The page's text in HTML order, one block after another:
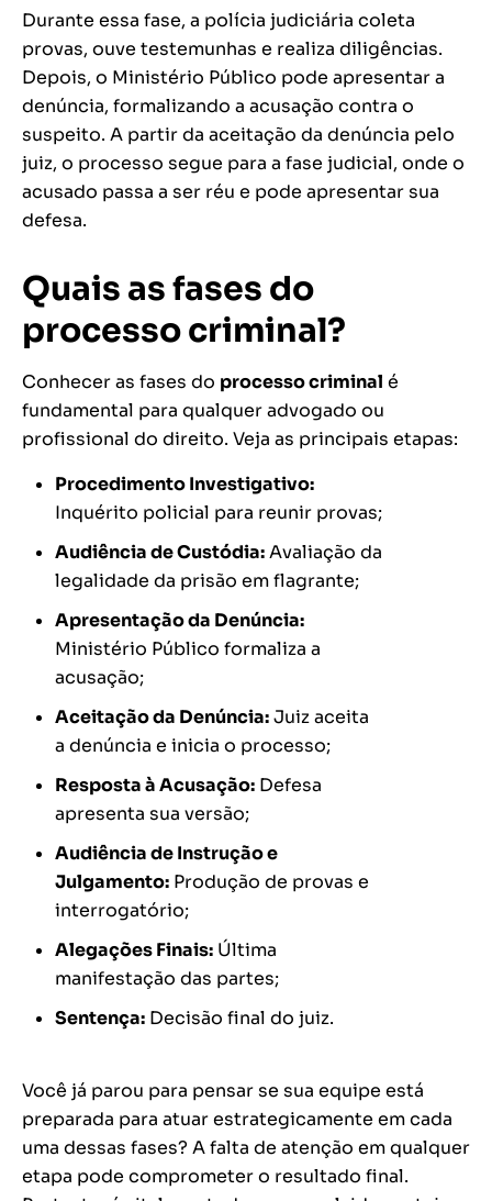
Durante essa fase, a polícia judiciária coleta
provas, ouve testemunhas e realiza diligências.
Depois, o Ministério Público pode apresentar a
denúncia, formalizando a acusação contra o
suspeito. A partir da aceitação da denúncia pelo
juiz, o processo segue para a fase judicial, onde o
acusado passa a ser réu e pode apresentar sua
defesa.
Quais as fases do
processo criminal?
Conhecer as fases do processo criminal é
fundamental para qualquer advogado ou
profissional do direito. Veja as principais etapas:
Procedimento Investigativo:
Inquérito policial para reunir provas;
Audiência de Custódia:Avaliação da
legalidade da prisão em flagrante;
Apresentação da Denúncia:
Ministério Público formaliza a
acusação;
Aceitação da Denúncia:Juiz aceita
a denúncia e inicia o processo;
Resposta à Acusação: Defesa
apresenta sua versão;
Audiência de Instrução e
Julgamento: Produção de provas e
interrogatório;
Alegações Finais: Última
manifestação das partes;
Sentença: Decisão final do juiz.
Você já parou para pensar se sua equipe está
preparada para atuar estrategicamente em cada
uma dessas fases? A falta de atenção em qualquer
etapa pode comprometer o resultado final.